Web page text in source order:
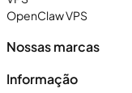
OpenClaw VPS
Nossas marcas
Informação